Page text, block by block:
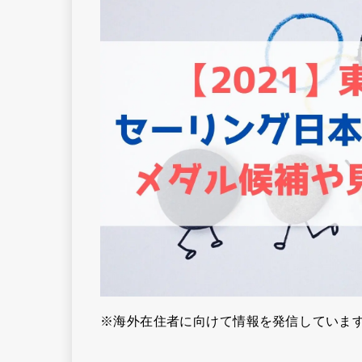
※海外在住者に向けて情報を発信していま